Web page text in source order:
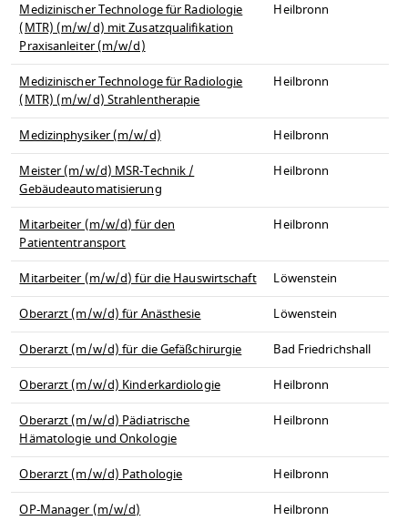
Medizinischer Technologe für Radiologie
(MTR) (m/w/d) mit Zusatzqualifikation
Praxisanleiter (m/w/d)
Heilbronn
Medizinischer Technologe für Radiologie
(MTR) (m/w/d) Strahlentherapie
Heilbronn
Medizinphysiker (m/w/d)
Heilbronn
Meister (m/w/d) MSR-Technik /
Gebäudeautomatisierung
Heilbronn
Mitarbeiter (m/w/d) für den
Patiententransport
Heilbronn
Mitarbeiter (m/w/d) für die Hauswirtschaft
Löwenstein
Oberarzt (m/w/d) für Anästhesie
Löwenstein
Oberarzt (m/w/d) für die Gefäßchirurgie
Bad Friedrichshall
Oberarzt (m/w/d) Kinderkardiologie
Heilbronn
Oberarzt (m/w/d) Pädiatrische
Hämatologie und Onkologie
Heilbronn
Oberarzt (m/w/d) Pathologie
Heilbronn
OP-Manager (m/w/d)
Heilbronn